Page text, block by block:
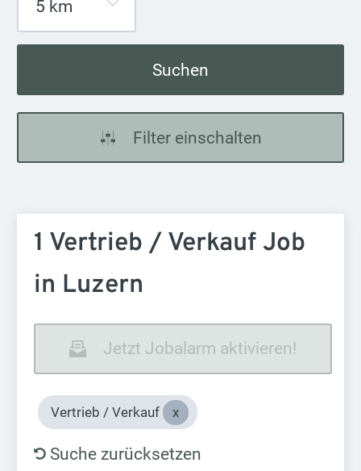
Suchen
Filter einschalten
1 Vertrieb / Verkauf Job
in Luzern
Jetzt Jobalarm aktivieren!
Vertrieb / Verkauf
Suche zurücksetzen